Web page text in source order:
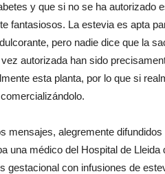
y que si no se ha autorizado
fantasiosos. La estevia es apta
pero nadie dice que la
autorizada han sido
esta planta, por lo que si
mensajes, alegremente
una médico del Hospital de
gestacional con infusiones de